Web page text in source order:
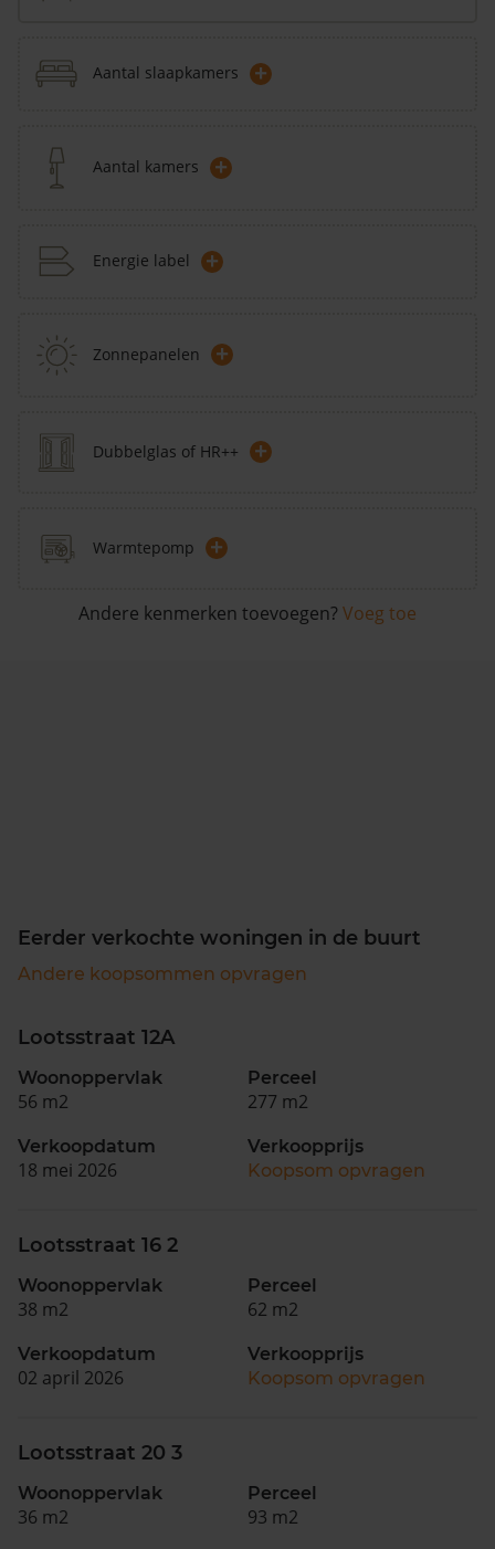
Aantal slaapkamers +
Aantal kamers +
Energie label +
Zonnepanelen +
Dubbelglas of HR++ +
Warmtepomp +
Andere kenmerken toevoegen? Voeg toe
Eerder verkochte woningen in de buurt
Andere koopsommen opvragen
Lootsstraat 12A
Woonoppervlak
56 m2
Perceel
277 m2
Verkoopdatum
18 mei 2026
Verkoopprijs
Koopsom opvragen
Lootsstraat 16 2
Woonoppervlak
38 m2
Perceel
62 m2
Verkoopdatum
02 april 2026
Verkoopprijs
Koopsom opvragen
Lootsstraat 20 3
Woonoppervlak
36 m2
Perceel
93 m2